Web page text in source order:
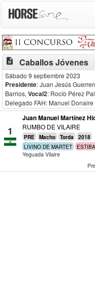
description Caballos Jóvenes
Sábado 9 septiembre 2023
Presidente: Juan Jesús
Barrios, Vocal2: Rocío Pérez
Delegado FAH: Manuel
1
Juan Manuel Martínez
RUMBO DE VILAIRE
PRE Macho Torda 2018
LIVINO DE MARTET
Yeguada Vilaire